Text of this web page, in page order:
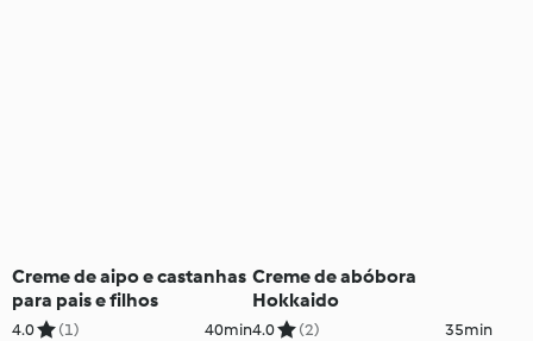
Creme de aipo e castanhas
para pais e filhos
4.0 (1) 40min
Creme de abóbora
Hokkaido
4.0 (2) 35min